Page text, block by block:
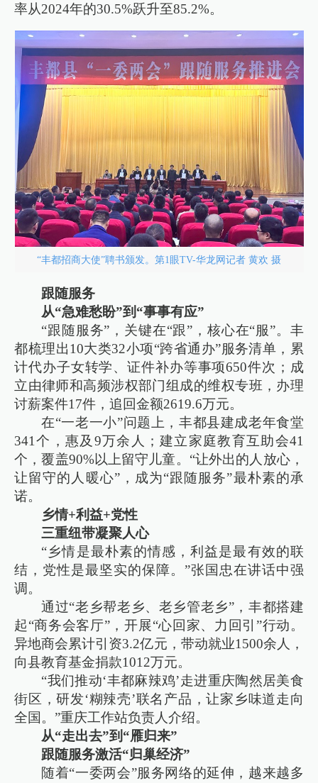
率从2024年的30.5%跃升至85.2%。
“丰都招商大使”聘书颁发。第1眼TV-华龙网记者 黄欢 摄
跟随服务
从“急难愁盼”到“事事有应”
“跟随服务”，关键在“跟”，核心在“服”。丰
都梳理出10大类32小项“跨省通办”服务清单，累
计代办子女转学、证件补办等事项650件次；成
立由律师和高频涉权部门组成的维权专班，办理
讨薪案件17件，追回金额2619.6万元。
在“一老一小”问题上，丰都县建成老年食堂
341个，惠及9万余人；建立家庭教育互助会41
个，覆盖90%以上留守儿童。“让外出的人放心，
让留守的人暖心”，成为“跟随服务”最朴素的承
诺。
乡情+利益+党性
三重纽带凝聚人心
“乡情是最朴素的情感，利益是最有效的联
结，党性是最坚实的保障。”张国忠在讲话中强
调。
通过“老乡帮老乡、老乡管老乡”，丰都搭建
起“商务会客厅”，开展“心回家、力回引”行动。
异地商会累计引资3.2亿元，带动就业1500余人，
向县教育基金捐款1012万元。
“我们推动‘丰都麻辣鸡’走进重庆陶然居美食
街区，研发‘糊辣壳’联名产品，让家乡味道走向
全国。”重庆工作站负责人介绍。
从“走出去”到“雁归来”
跟随服务激活“归巢经济”
随着“一委两会”服务网络的延伸，越来越多